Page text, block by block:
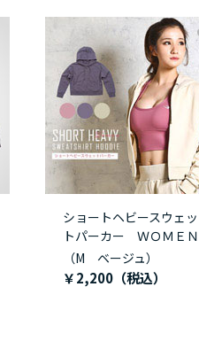
ショートヘビースウェッ
トパーカー ＷＯＭＥＮ
（M ベージュ）
￥2,200